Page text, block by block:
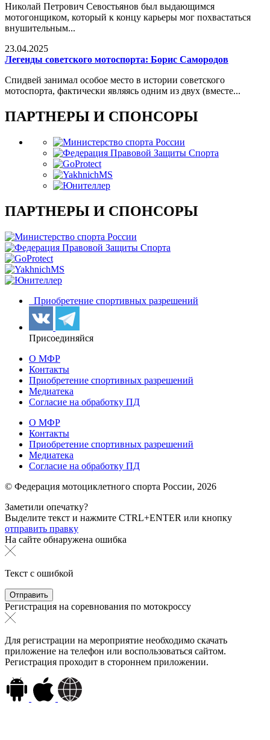
Николай Петрович Севостьянов был выдающимся
мотогонщиком, который к концу карьеры мог похвастаться
внушительным...
23.04.2025
Легенды советского мотоспорта: Борис Самородов
Спидвей занимал особое место в истории советского
мотоспорта, фактически являясь одним из двух (вместе...
ПАРТНЕРЫ И СПОНСОРЫ
ПАРТНЕРЫ И СПОНСОРЫ
Приобретение спортивных разрешений
Присоединяйся
О МФР
Контакты
Приобретение спортивных разрешений
Медиатека
Согласие на обработку ПД
О МФР
Контакты
Приобретение спортивных разрешений
Медиатека
Согласие на обработку ПД
© Федерация мотоциклетного спорта России, 2026
Заметили опечатку?
Выделите текст и нажмите CTRL+ENTER или кнопку
отправить правку
На сайте обнаружена ошибка
Текст с ошибкой
Регистрация на соревнования по мотокроссу
Для регистрации на мероприятие необходимо скачать
приложение на телефон или воспользоваться сайтом.
Регистрация проходит в стороннем приложении.